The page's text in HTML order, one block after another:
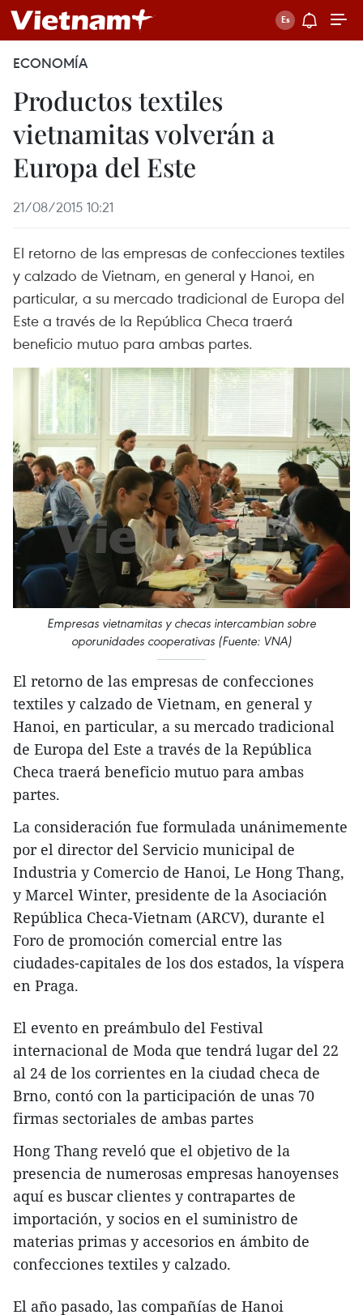
ECONOMÍA
Productos textiles
vietnamitas volverán a
Europa del Este
21/08/2015 10:21
El retorno de las empresas de confecciones textiles
y calzado de Vietnam, en general y Hanoi, en
particular, a su mercado tradicional de Europa del
Este a través de la República Checa traerá
beneficio mutuo para ambas partes.
Empresas vietnamitas y checas intercambian sobre
oporunidades cooperativas (Fuente: VNA)
El retorno de las empresas de confecciones
textiles y calzado de Vietnam, en general y
Hanoi, en particular, a su mercado tradicional
de Europa del Este a través de la República
Checa traerá beneficio mutuo para ambas
partes.
La consideración fue formulada unánimemente
por el director del Servicio municipal de
Industria y Comercio de Hanoi, Le Hong Thang,
y Marcel Winter, presidente de la Asociación
República Checa-Vietnam (ARCV), durante el
Foro de promoción comercial entre las
ciudades-capitales de los dos estados, la víspera
en Praga.
El evento en preámbulo del Festival
internacional de Moda que tendrá lugar del 22
al 24 de los corrientes en la ciudad checa de
Brno, contó con la participación de unas 70
firmas sectoriales de ambas partes
Hong Thang reveló que el objetivo de la
presencia de numerosas empresas hanoyenses
aquí es buscar clientes y contrapartes de
importación, y socios en el suministro de
materias primas y accesorios en ámbito de
confecciones textiles y calzado.
El año pasado, las compañías de Hanoi